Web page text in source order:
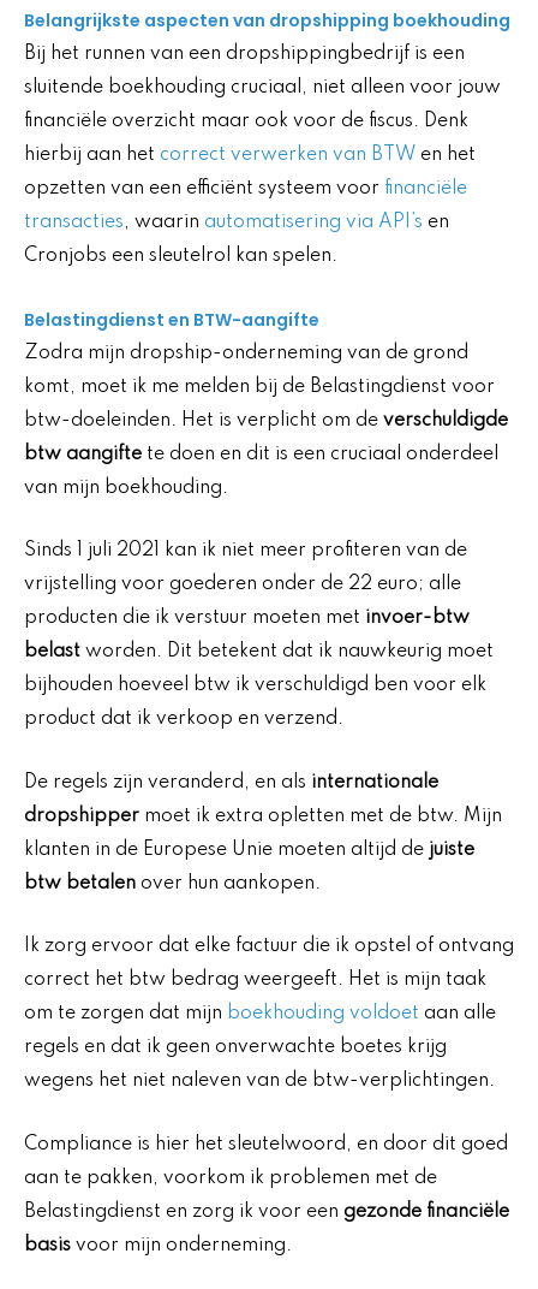
Belangrijkste aspecten van dropshipping boekhouding
Bij het runnen van een dropshippingbedrijf is een
sluitende boekhouding cruciaal, niet alleen voor jouw
financiële overzicht maar ook voor de fiscus. Denk
hierbij aan het correct verwerken van BTW en het
opzetten van een efficiënt systeem voor financiële
transacties, waarin automatisering via API’s en
Cronjobs een sleutelrol kan spelen.
Belastingdienst en BTW-aangifte
Zodra mijn dropship-onderneming van de grond
komt, moet ik me melden bij de Belastingdienst voor
btw-doeleinden. Het is verplicht om de verschuldigde
btw aangifte te doen en dit is een cruciaal onderdeel
van mijn boekhouding.
Sinds 1 juli 2021 kan ik niet meer profiteren van de
vrijstelling voor goederen onder de 22 euro; alle
producten die ik verstuur moeten met invoer-btw
belast worden. Dit betekent dat ik nauwkeurig moet
bijhouden hoeveel btw ik verschuldigd ben voor elk
product dat ik verkoop en verzend.
De regels zijn veranderd, en als internationale
dropshipper moet ik extra opletten met de btw. Mijn
klanten in de Europese Unie moeten altijd de juiste
btw betalen over hun aankopen.
Ik zorg ervoor dat elke factuur die ik opstel of ontvang
correct het btw bedrag weergeeft. Het is mijn taak
om te zorgen dat mijn boekhouding voldoet aan alle
regels en dat ik geen onverwachte boetes krijg
wegens het niet naleven van de btw-verplichtingen.
Compliance is hier het sleutelwoord, en door dit goed
aan te pakken, voorkom ik problemen met de
Belastingdienst en zorg ik voor een gezonde financiële
basis voor mijn onderneming.